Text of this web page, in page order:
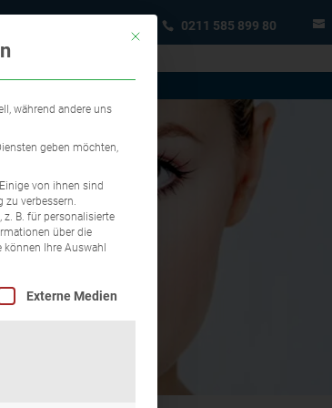
0211 585 899 80
Mit diesem Button wird der Dialog
während andere uns
geben möchten,
von ihnen sind
zu verbessern.
z. B. für personalisierte
über die
können Ihre Auswahl
erteilt werden kann. Die erste
Externe Medien